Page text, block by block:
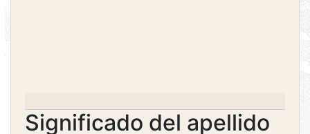
Significado del apellido